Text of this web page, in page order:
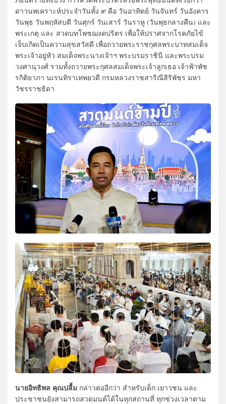
ดาวนพเคราะห์ประจำวันทั้ง ๙ คือ วันอาทิตย์ วันจันทร์ วันอังคาร
วันพุธ วันพฤหัสบดี วันศุกร์ วันเสาร์ วันราหู (วันพุธกลางคืน) และ
พระเกตุ และ สวดบทโพชฌงคปริตร เพื่อให้ปราศจากโรคภัยไข้
เจ็บเกิดเป็นความสุขสวัสดี เพื่อถวายพระราชกุศลพระบาทสมเด็จ
พระเจ้าอยู่หัว สมเด็จพระนางเจ้าฯ พระบรมราชินี และพระบรม
วงศานุวงศ์ รวมทั้งถวายพระกุศลสมเด็จพระเจ้าลูกเธอ เจ้าฟ้าพัช
รกิติยาภา นเรนทิราเทพยวดี กรมหลวงราชสาริณีสิริพัชร มหา
วัชรราชธิดา
นายอิทธิพล คุณปลื้ม กล่าวต่ออีกว่า สำหรับเด็ก เยาวชน และ
ประชาชนยังสามารถสวดมนต์ได้ในทุกสถานที่ ทุกช่วงเวลาตาม